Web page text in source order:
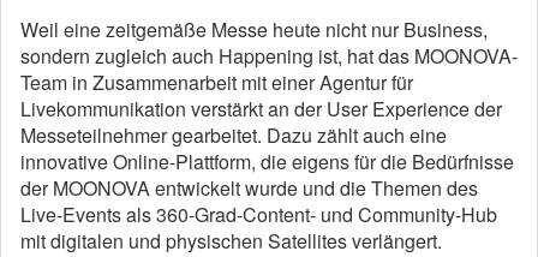
Weil eine zeitgemäße Messe heute nicht nur Business,
sondern zugleich auch Happening ist, hat das MOONOVA-
Team in Zusammenarbeit mit einer Agentur für
Livekommunikation verstärkt an der User Experience der
Messeteilnehmer gearbeitet. Dazu zählt auch eine
innovative Online-Plattform, die eigens für die Bedürfnisse
der MOONOVA entwickelt wurde und die Themen des
Live-Events als 360-Grad-Content- und Community-Hub
mit digitalen und physischen Satellites verlängert.